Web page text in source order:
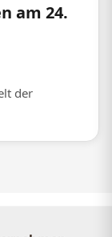
am 24.
der